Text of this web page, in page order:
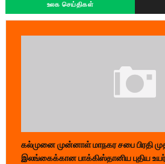
உலக செய்திகள்
கல்முனை முன்னாள் மாநகர சபை பிரதி
இலங்கைக்கான பாக்கிஸ்தானிய புதிய